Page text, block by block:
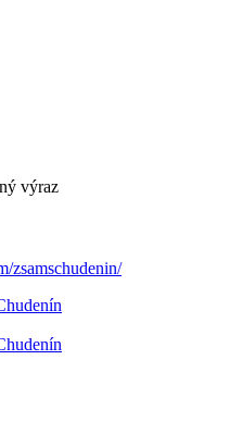
výraz
zsamschudenin/